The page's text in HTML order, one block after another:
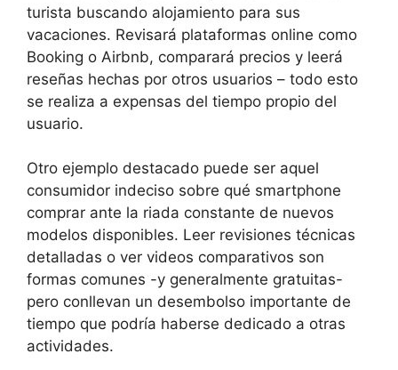
turista buscando alojamiento para sus
vacaciones. Revisará plataformas online como
Booking o Airbnb, comparará precios y leerá
reseñas hechas por otros usuarios – todo esto
se realiza a expensas del tiempo propio del
usuario.
Otro ejemplo destacado puede ser aquel
consumidor indeciso sobre qué smartphone
comprar ante la riada constante de nuevos
modelos disponibles. Leer revisiones técnicas
detalladas o ver videos comparativos son
formas comunes -y generalmente gratuitas-
pero conllevan un desembolso importante de
tiempo que podría haberse dedicado a otras
actividades.